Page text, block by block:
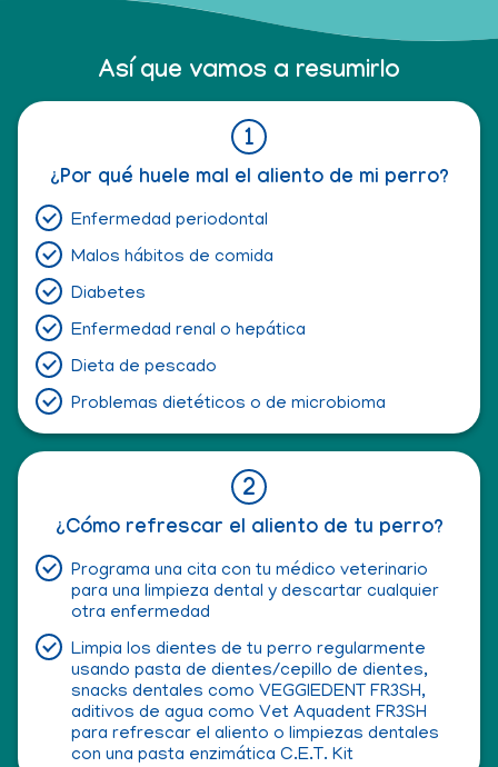
Así que vamos a resumirlo
¿Por qué huele mal el aliento de mi perro?
Enfermedad periodontal
Malos hábitos de comida
Diabetes
Enfermedad renal o hepática
Dieta de pescado
Problemas dietéticos o de microbioma
¿Cómo refrescar el aliento de tu perro?
Programa una cita con tu médico veterinario
para una limpieza dental y descartar cualquier
otra enfermedad
Limpia los dientes de tu perro regularmente
usando pasta de dientes/cepillo de dientes,
snacks dentales como VEGGIEDENT FR3SH,
aditivos de agua como Vet Aquadent FR3SH
para refrescar el aliento o limpiezas dentales
con una pasta enzimática C.E.T. Kit